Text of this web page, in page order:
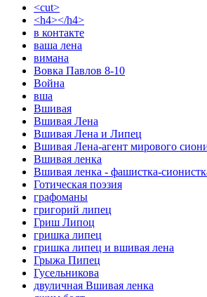
<cut>
<h4></h4>
в контакте
ваша лена
вимана
Вовка Павлов 8-10
Война
вша
Вшивая
Вшивая Лена
Вшивая Лена и Липец
Вшивая Лена-агент мирового
Вшивая ленка
Вшивая ленка - фашистка-
Готическая поэзия
графоманы
григорий липец
Гриш Липоц
гришка липец
гришка липец и вшивая лена
Грыжа Пипец
Гусельникова
двуличная Вшивая ленка